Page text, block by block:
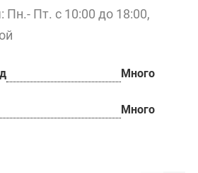
Пн.- Пт. с 10:00 до 18:00,
Много
Много